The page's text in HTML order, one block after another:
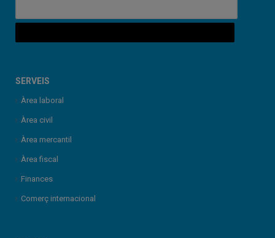
SERVEIS
Àrea laboral
Àrea civil
Àrea mercantil
Àrea fiscal
Finances
Comerç internacional